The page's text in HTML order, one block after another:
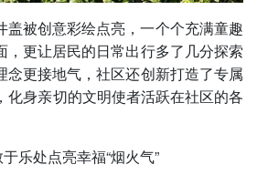
盖被创意彩绘点亮，一个个充满童趣
，更让居民的日常出行多了几分探索
念更接地气，社区还创新打造了专属
身亲切的文明使者活跃在社区的各
乐处点亮幸福“烟火气”